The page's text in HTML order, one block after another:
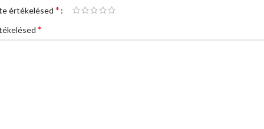
értékelésed *
*